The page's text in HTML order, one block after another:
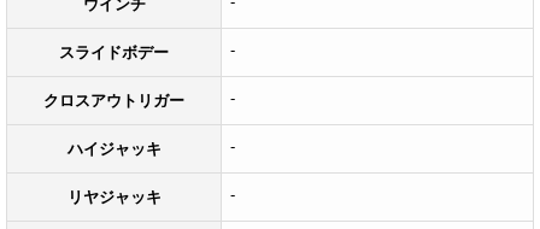
ウインチ
スライドボデー -
クロスアウトリガー -
ハイジャッキ -
リヤジャッキ -